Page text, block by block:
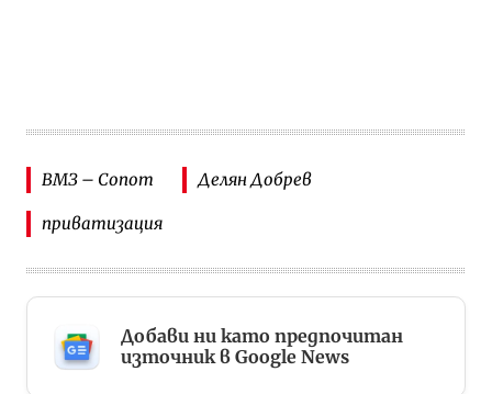
ВМЗ – Сопот Делян Добрев
приватизация
Добави ни като предпочитан
източник в Google News